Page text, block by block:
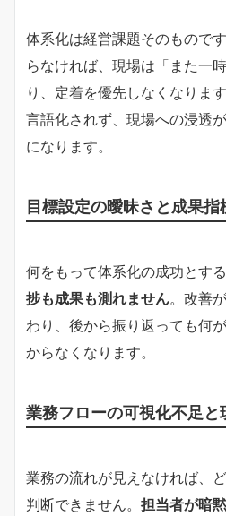
体系化は経営課題そのもので
らなければ、現場は「また一
り、定着を優先しなくなりま
言語化されず、現場への浸透
になります。
目標設定の曖昧さと成果指
何をもって体系化の成功とす
捗も成果も測れません。改善
わり、後から振り返っても何
からなくなります。
業務フローの可視化不足と
業務の流れが見えなければ、
判断できません。 担当者が暗